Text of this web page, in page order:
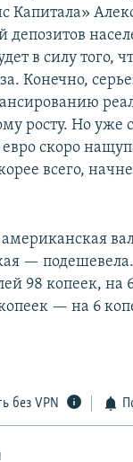
Капитала»
депозитов
в силу того,
Конечно,
росту. Но уже
скоро
всего,
американская
—
98 копеек,
копеек — на 6
без VPN